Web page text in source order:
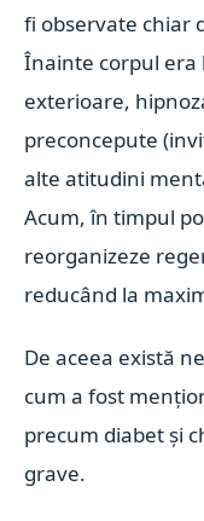
fi observate chiar
Înainte corpul
exterioare,
preconcepute
alte atitudini
Acum, în timpul
reorganizeze
reducând la
De aceea există
cum a fost
precum diabet și
grave.